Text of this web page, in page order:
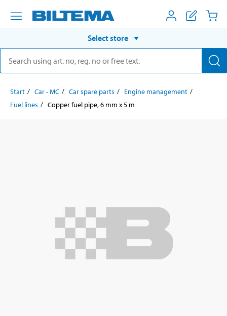
Select store
Start Car - MC Car spare parts
Engine management
Fuel lines
Copper fuel pipe, 6 mm x 5 m